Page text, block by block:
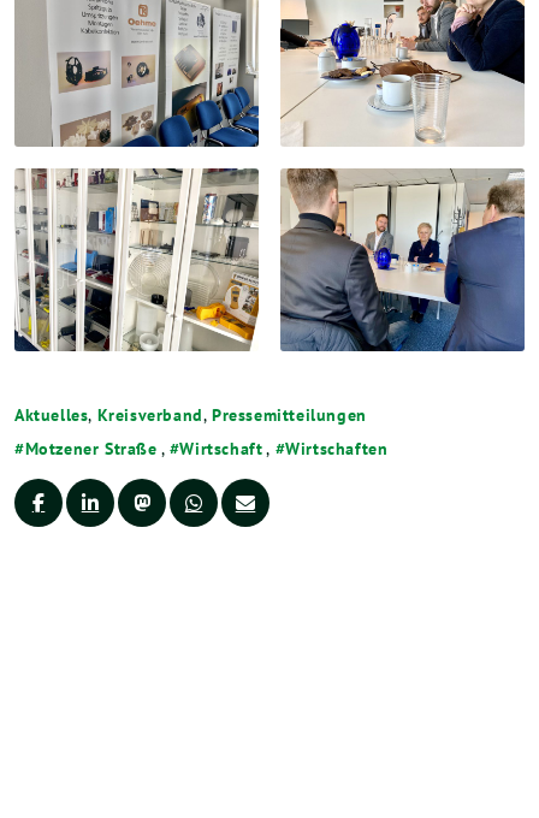
Aktuelles, Kreisverband,Pressemitteilungen
Motzener Straße , Wirtschaft, Wirtschaften